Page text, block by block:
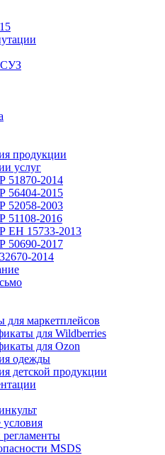
СУЗ
продукции
услуг
51870-2014
56404-2015
52058-2003
51108-2016
ЕН 15733-2013
50690-2017
2014
для маркетплейсов
для Wildberries
для Ozon
одежды
детской продукции
условия
MSDS